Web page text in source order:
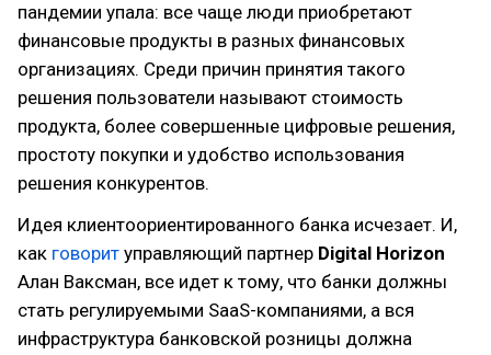
пандемии упала: все чаще люди приобретают
финансовые продукты в разных финансовых
организациях. Среди причин принятия такого
решения пользователи называют стоимость
продукта, более совершенные цифровые решения,
простоту покупки и удобство использования
решения конкурентов.
Идея клиентоориентированного банка исчезает. И,
как говорит управляющий партнер Digital Horizon
Алан Ваксман, все идет к тому, что банки должны
стать регулируемыми SaaS-компаниями, а вся
инфраструктура банковской розницы должна